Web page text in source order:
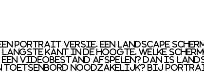
portrait versie. Een landscape
kant in de hoogte. Welke
videobestand afspelen? Dan is
toetsenbord noodzakelijk? Bij